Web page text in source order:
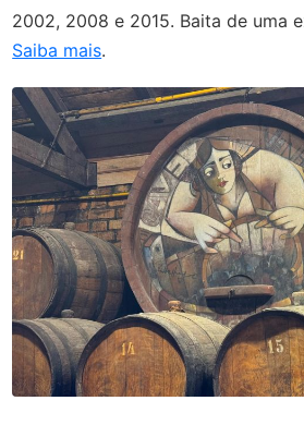
2002, 2008 e 2015. Baita de uma
Saiba mais.